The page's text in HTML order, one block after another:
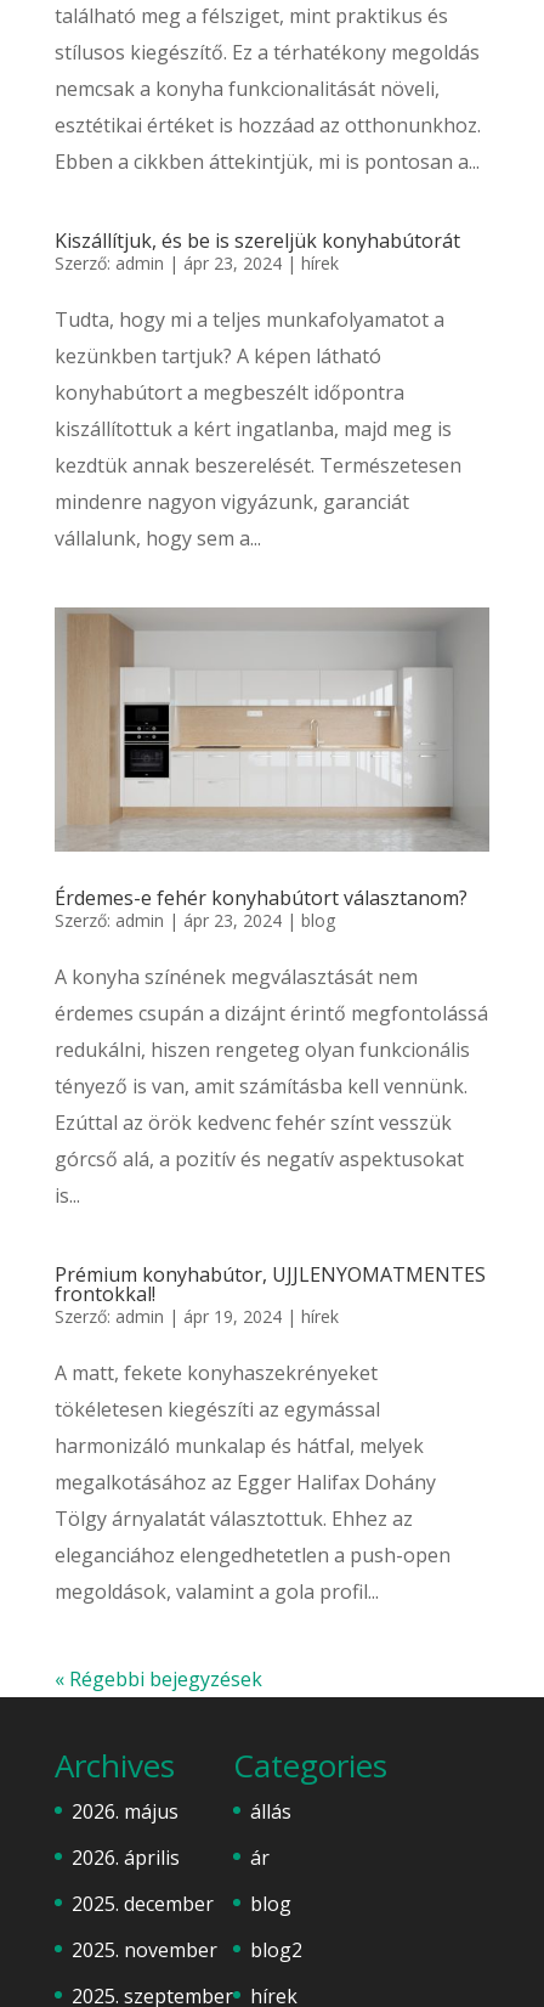
található meg a félsziget, mint praktikus és
stílusos kiegészítő. Ez a térhatékony megoldás
nemcsak a konyha funkcionalitását növeli,
esztétikai értéket is hozzáad az otthonunkhoz.
Ebben a cikkben áttekintjük, mi is pontosan a...
Kiszállítjuk, és be is szereljük konyhabútorát
Szerző: admin | ápr 23, 2024| hírek
Tudta, hogy mi a teljes munkafolyamatot a
kezünkben tartjuk? A képen látható
konyhabútort a megbeszélt időpontra
kiszállítottuk a kért ingatlanba, majd meg is
kezdtük annak beszerelését. Természetesen
mindenre nagyon vigyázunk, garanciát
vállalunk, hogy sem a...
Érdemes-e fehér konyhabútort választanom?
Szerző: admin | ápr 23, 2024| blog
A konyha színének megválasztását nem
érdemes csupán a dizájnt érintő megfontolássá
redukálni, hiszen rengeteg olyan funkcionális
tényező is van, amit számításba kell vennünk.
Ezúttal az örök kedvenc fehér színt vesszük
górcső alá, a pozitív és negatív aspektusokat
is...
Prémium konyhabútor, UJJLENYOMATMENTES
frontokkal!
Szerző: admin | ápr 19, 2024| hírek
A matt, fekete konyhaszekrényeket
tökéletesen kiegészíti az egymással
harmonizáló munkalap és hátfal, melyek
megalkotásához az Egger Halifax Dohány
Tölgy árnyalatát választottuk. Ehhez az
eleganciához elengedhetetlen a push-open
megoldások, valamint a gola profil...
« Régebbi bejegyzések
Archives
2026. május
2026. április
2025. december
2025. november
2025. szeptember
Categories
állás
ár
blog
blog2
hírek